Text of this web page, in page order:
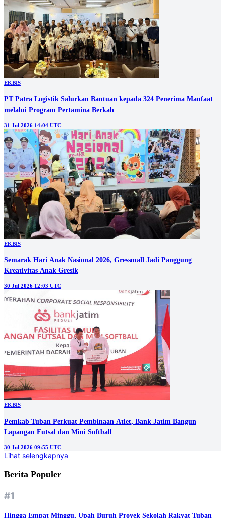
EKBIS
PT Patra Logistik Salurkan Bantuan kepada 324 Penerima Manfaat
melalui Program Pertamina Berkah
31 Jul 2026 14:04 UTC
EKBIS
Semarak Hari Anak Nasional 2026, Gressmall Jadi Panggung
Kreativitas Anak Gresik
30 Jul 2026 12:03 UTC
EKBIS
Pemkab Tuban Perkuat Pembinaan Atlet, Bank Jatim Bangun
Lapangan Futsal dan Mini Softball
30 Jul 2026 09:55 UTC
Lihat selengkapnya
Berita Populer
#1
Hingga Empat Minggu, Upah Buruh Proyek Sekolah Rakyat Tuban